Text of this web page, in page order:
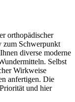
orthopädischer
zum Schwerpunkt
diverse moderne
Selbst
Wirkweise
anfertigen. Die
und hier